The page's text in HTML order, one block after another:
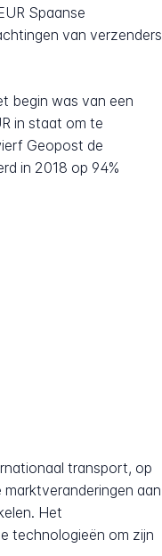
Spaanse
van verzenders
begin was van een
in staat om te
Geopost de
in 2018 op 94%
transport, op
aan
Het
technologieën om zijn